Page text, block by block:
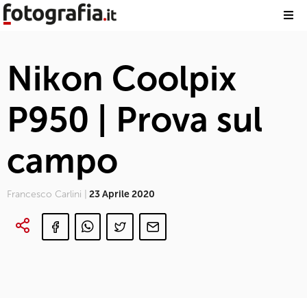
Nikon Coolpix
P950 | Prova sul
campo
Francesco Carlini | 23 Aprile 2020